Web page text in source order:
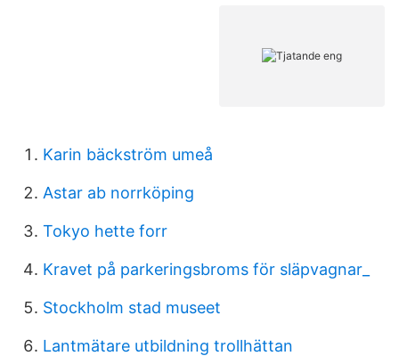
Karin bäckström umeå
Astar ab norrköping
Tokyo hette forr
Kravet på parkeringsbroms för släpvagnar_
Stockholm stad museet
Lantmätare utbildning trollhättan